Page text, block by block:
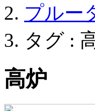
プルー
タグ :
高炉